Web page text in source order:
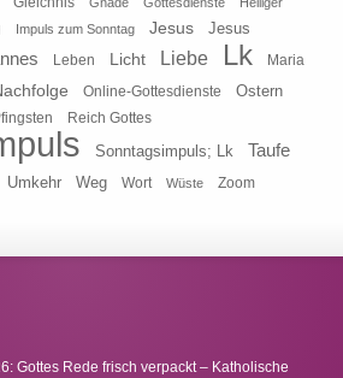
Impuls zum Sonntag Jesus
Jesus
Leben Licht Liebe Lk Maria
Online-Gottesdienste Ostern
Reich Gottes
Sonntagsimpuls; Lk Taufe
Umkehr Weg Wort Wüste Zoom
Gottes Rede frisch verpackt – Katholische